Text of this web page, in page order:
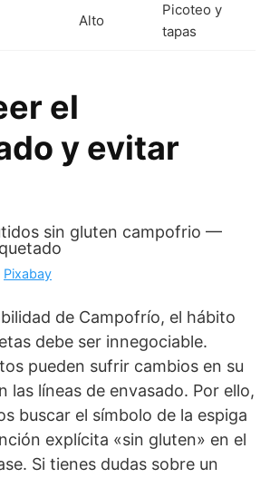
Alto
Picoteo y
tapas
el
y evitar
Pixabay
de Campofrío, el hábito
debe ser innegociable.
pueden sufrir cambios en su
las líneas de envasado. Por ello,
buscar el símbolo de la espiga
explícita «sin gluten» en el
Si tienes dudas sobre un